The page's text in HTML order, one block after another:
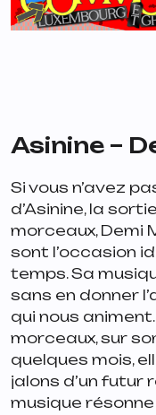
Asinine –
Si vous n’avez
d’Asinine, la
morceaux, Demi
sont l’occasion
temps. Sa
sans en donner
qui nous
morceaux, sur
quelques mois,
jalons d’un futur
musique